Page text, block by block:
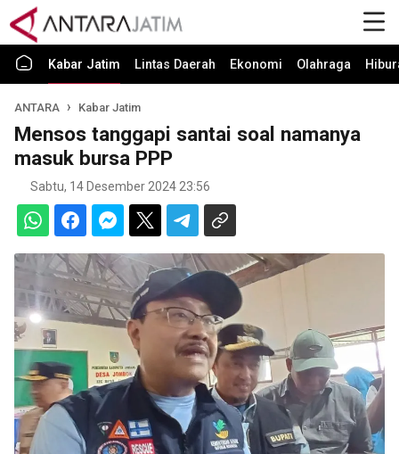
Kabar Jatim Lintas Daerah Ekonomi Olahraga
ANTARA Kabar Jatim
Mensos tanggapi santai soal namanya
masuk bursa PPP
Sabtu, 14 Desember 2024 23:56